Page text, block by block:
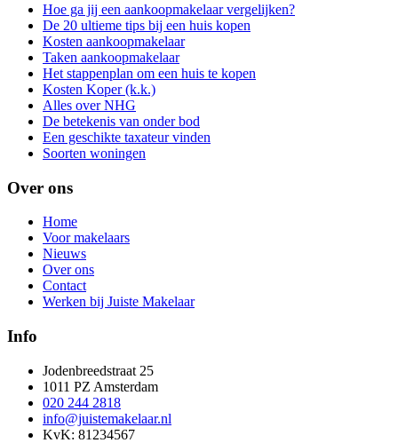
Hoe ga jij een aankoopmakelaar vergelijken?
De 20 ultieme tips bij een huis kopen
Kosten aankoopmakelaar
Taken aankoopmakelaar
Het stappenplan om een huis te kopen
Kosten Koper (k.k.)
Alles over NHG
De betekenis van onder bod
Een geschikte taxateur vinden
Soorten woningen
Over ons
Home
Voor makelaars
Nieuws
Over ons
Contact
Werken bij Juiste Makelaar
Info
Jodenbreedstraat 25
1011 PZ Amsterdam
020 244 2818
info@juistemakelaar.nl
KvK: 81234567